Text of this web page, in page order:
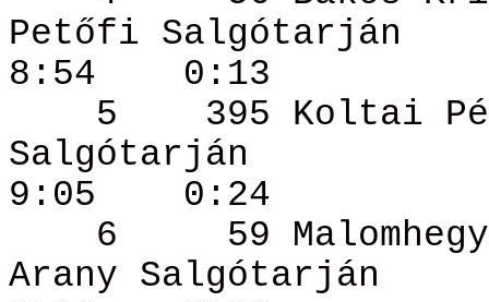
Petőfi Salgótarján
8:54
0:13
5
395 Koltai
Salgótarján
9:05
0:24
6
59
Arany Salgótarján